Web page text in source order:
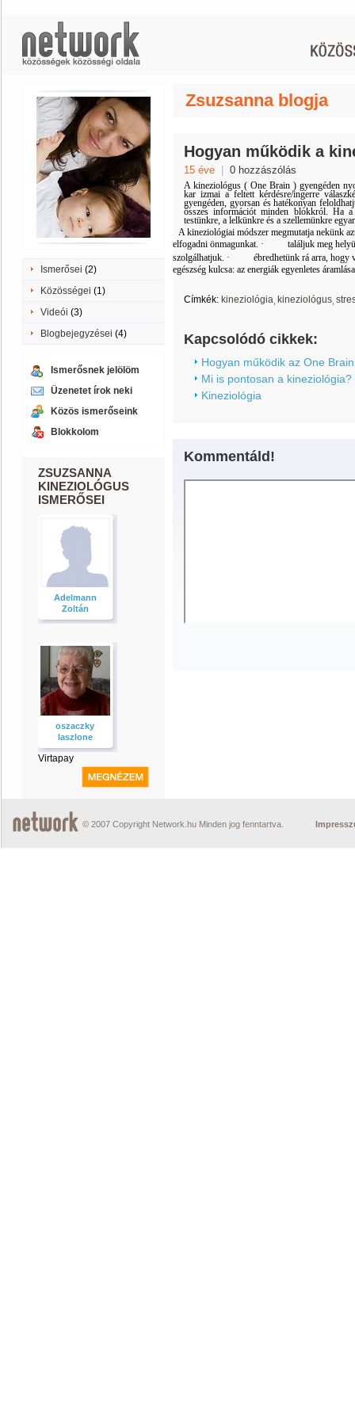
Ismerősei (2)
Közösségei (1)
Videói (3)
Blogbejegyzései (4)
Ismerősnek jelölöm
Üzenetet írok neki
Közös ismerőseink
Blokkolom
ZSUZSANNA
KINEZIOLÓGUS
ISMERŐSEI
Adelmann
Zoltán
oszaczky
laszlone
Virtapay
Zsuzsanna blogja
Hogyan működik a
15 éve 0 hozzászólás
A kineziológus ( One Brain ) gyengéden
kar izmai a feltett kérdésre/ingerre
gyengéden, gyorsan és hatékonyan
összes információt minden blokkról. Ha
testünkre, a lelkünkre és a szellemünkre
A kineziológiai módszer megmutatja nekünk
elfogadni önmagunkat. · találjuk meg
szolgálhatjuk. · ébredhetünk rá arra, hogy
egészség kulcsa: az energiák egyenletes
Címkék: kineziológia kineziológus
Kapcsolódó cikkek:
Hogyan működik az One
Mi is pontosan a kineziológia?
Kineziológia
Kommentáld!
© 2007 Copyright Network.hu Minden jog fenntartva.